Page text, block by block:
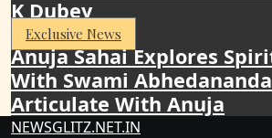
K Dubey
Exclusive News
Anuja Sahai Explores
With Swami
Articulate With Anuja
NEWSGLITZ.NET.IN